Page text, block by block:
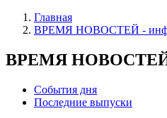
Главная
ВРЕМЯ НОВОСТЕЙ -
ВРЕМЯ НОВОСТЕЙ
События дня
Последние выпуски